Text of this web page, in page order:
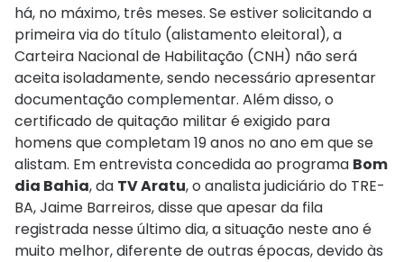
há, no máximo, três meses. Se estiver solicitando a
primeira via do título (alistamento eleitoral), a
Carteira Nacional de Habilitação (CNH) não será
aceita isoladamente, sendo necessário apresentar
documentação complementar. Além disso, o
certificado de quitação militar é exigido para
homens que completam 19 anos no ano em que se
alistam. Em entrevista concedida ao programa Bom
dia Bahia, da TV Aratu, o analista judiciário do TRE-
BA, Jaime Barreiros, disse que apesar da fila
registrada nesse último dia, a situação neste ano é
muito melhor, diferente de outras épocas, devido às